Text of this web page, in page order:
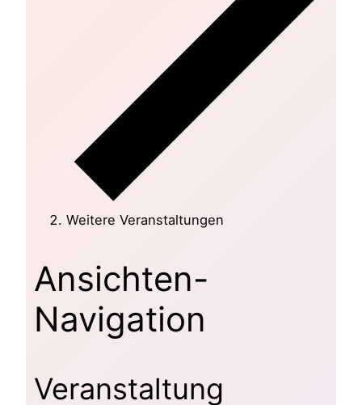
Weitere Veranstaltungen
Veranstaltungen
Ansichten-
Navigation
Veranstaltung